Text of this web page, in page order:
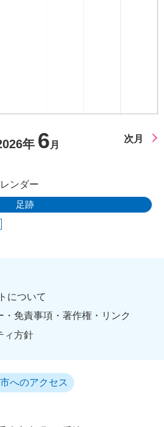
年 6 月
次月
ンダー
足跡
について
免責事項・著作権・リンク
ィ方針
へのアクセス